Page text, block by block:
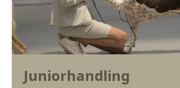
Juniorhandling